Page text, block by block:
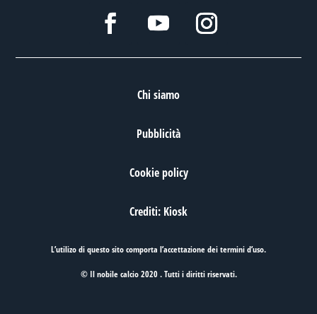
Chi siamo
Pubblicità
Cookie policy
Crediti: Kiosk
L’utilizo di questo sito comporta l’accettazione deitermini d’uso.
© Il nobile calcio 2020 . Tutti i diritti riservati.